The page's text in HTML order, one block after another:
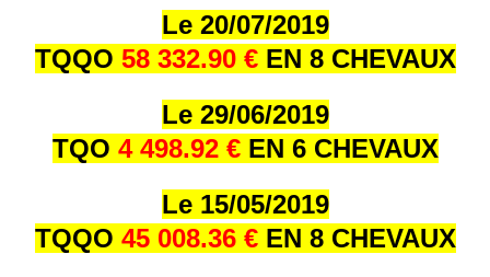
Le 20/07/2019
TQQO 58 332.90 € EN 8 CHEVAUX
Le 29/06/2019
TQO 4 498.92 € EN 6 CHEVAUX
Le 15/05/2019
TQQO 45 008.36 € EN 8 CHEVAUX